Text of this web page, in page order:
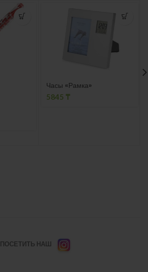
Часы «Рамка»
5845 ₸
ПОСЕТИТЬ НАШ